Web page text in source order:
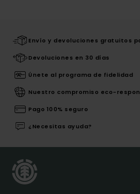
Envío y devoluciones gratuitos
Devoluciones en 30 días
Únete al programa de fidelidad
Nuestro compromiso eco-
Pago 100% seguro
¿Necesitas ayuda?